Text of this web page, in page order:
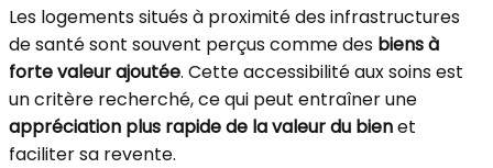
Les logements situés à proximité des infrastructures
de santé sont souvent perçus comme des biens à
forte valeur ajoutée. Cette accessibilité aux soins est
un critère recherché, ce qui peut entraîner une
appréciation plus rapide de la valeur du bienet
faciliter sa revente.